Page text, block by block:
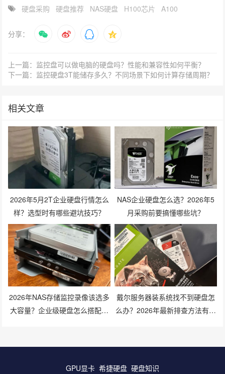
硬盘采购 硬盘推荐 NAS硬盘 H100芯片 A100
分享：
上一篇：监控盘可以做电脑的硬盘吗？性能和兼容性如何平衡？
下一篇：监控硬盘3T能储存多久？不同场景下如何计算存储周期？
相关文章
2026年5月2T企业硬盘行情怎么
样？选型时有哪些避坑技巧？
NAS企业硬盘怎么选？2026年5
月采购前要搞懂哪些坑？
2026年NAS存储监控录像该选多
大容量？企业级硬盘怎么搭配才
戴尔服务器装系统找不到硬盘怎
么办？2026年最新排查方法有哪
GPU显卡 希捷硬盘 硬盘知识